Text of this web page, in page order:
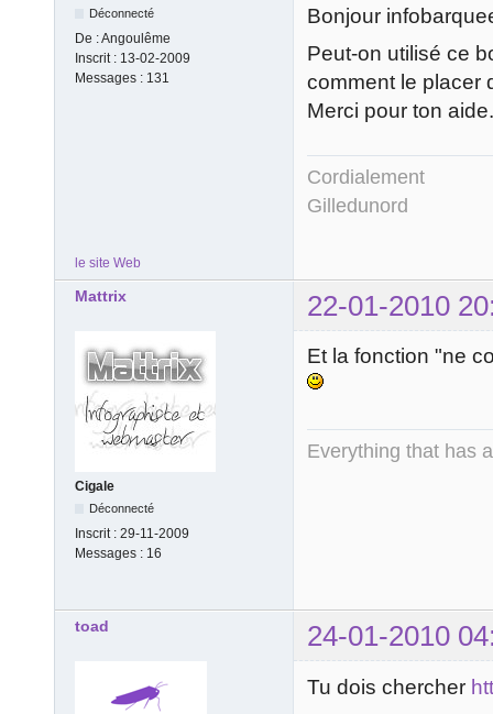
Déconnecté
De :Angoulême
Inscrit : 13-02-2009
Messages : 131
Bonjour
Peut-on utilisé ce
comment le placer
Merci pour ton aide.
Cordialement
Gilledunord
le site Web
Mattrix 22-01-2010
Cigale
Déconnecté
Inscrit : 29-11-2009
Messages : 16
Et la fonction "ne
Everything that has
toad 24-01-2010
Tu dois chercher